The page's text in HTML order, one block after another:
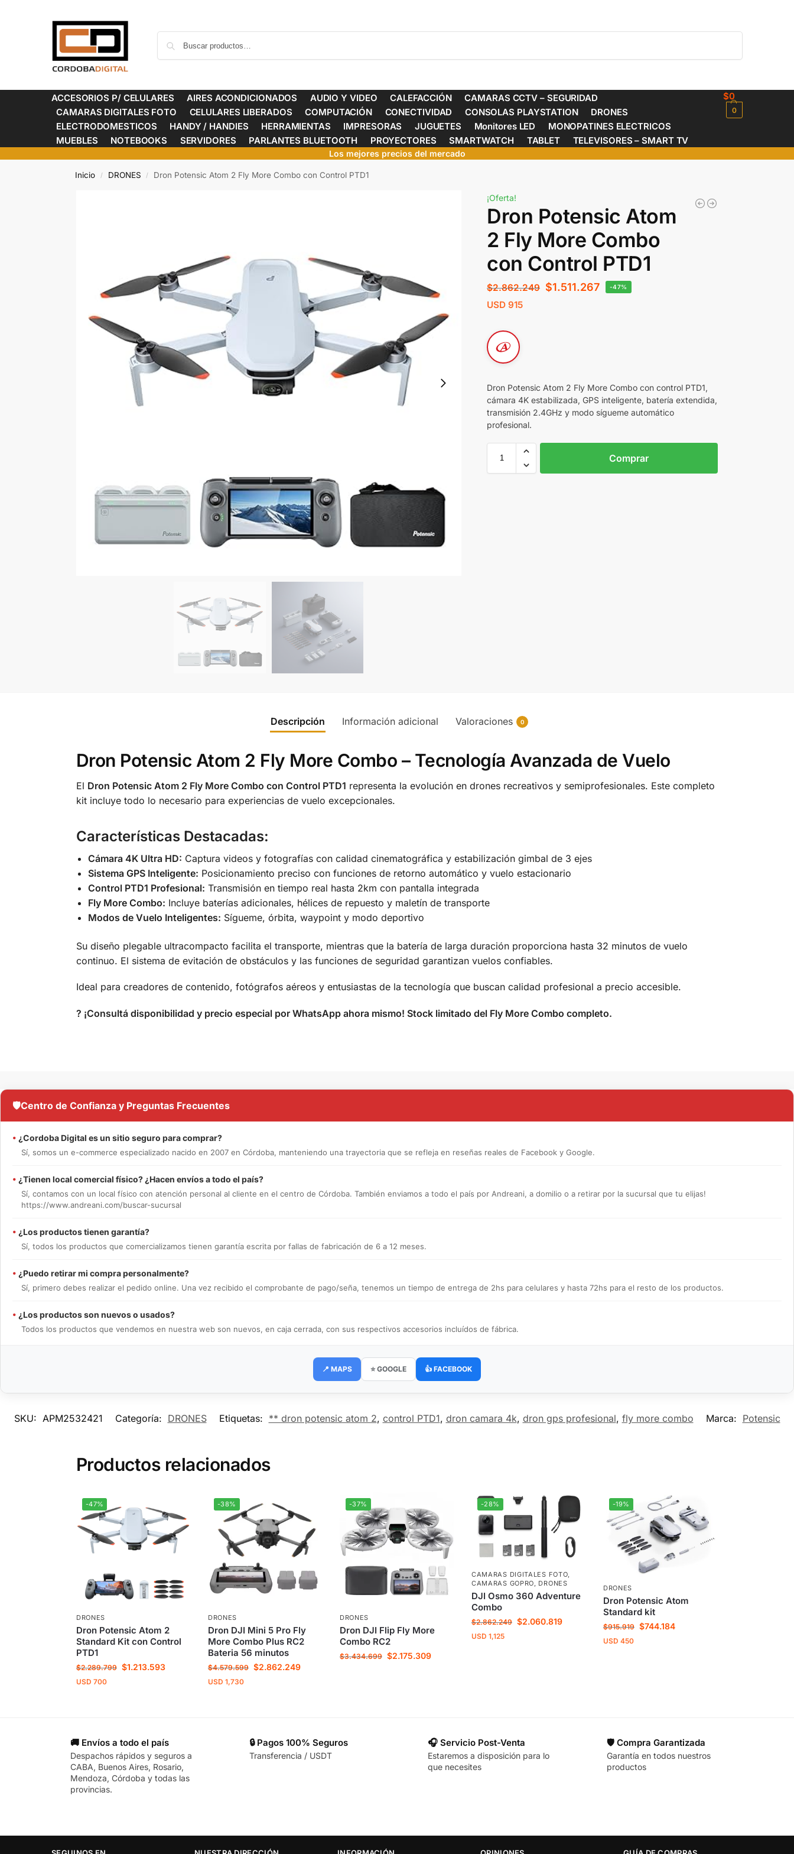
ACCESORIOS P/ CELULARES AIRES ACONDICIONADOS AUDIO Y VIDEO CALEFACCIÓN
CAMARAS CCTV – SEGURIDAD
CAMARAS DIGITALES FOTO
CELULARES LIBERADOS COMPUTACIÓN CONECTIVIDAD CONSOLAS PLAYSTATION
DRONES
ELECTRODOMESTICOS
HANDY / HANDIES HERRAMIENTAS IMPRESORAS JUGUETES Monitores LED
MONOPATINES ELECTRICOS
MUEBLES
NOTEBOOKS SERVIDORES PARLANTES BLUETOOTH PROYECTORES SMARTWATCH TABLET TELEVISORES – SMART TV
$0
0
Los mejores precios del mercado
Inicio / DRONES / Dron Potensic Atom 2 Fly More Combo con Control PTD1
¡Oferta!
Dron Potensic Atom
2 Fly More Combo
con Control PTD1
$2.862.249 $1.511.267
USD 915
-47%
Dron Potensic Atom 2 Fly More Combo con control PTD1,
cámara 4K estabilizada, GPS inteligente, batería extendida,
transmisión 2.4GHz y modo sígueme automático
profesional.
Comprar
Descripción Información adicional Valoraciones 0
Dron Potensic Atom 2 Fly More Combo – Tecnología Avanzada de Vuelo
El Dron Potensic Atom 2 Fly More Combo con Control PTD1 representa la evolución en drones recreativos y semiprofesionales. Este completo
kit incluye todo lo necesario para experiencias de vuelo excepcionales.
Características Destacadas:
Cámara 4K Ultra HD: Captura videos y fotografías con calidad cinematográfica y estabilización gimbal de 3 ejes
Sistema GPS Inteligente: Posicionamiento preciso con funciones de retorno automático y vuelo estacionario
Control PTD1 Profesional: Transmisión en tiempo real hasta 2km con pantalla integrada
Fly More Combo: Incluye baterías adicionales, hélices de repuesto y maletín de transporte
Modos de Vuelo Inteligentes: Sígueme, órbita, waypoint y modo deportivo
Su diseño plegable ultracompacto facilita el transporte, mientras que la batería de larga duración proporciona hasta 32 minutos de vuelo
continuo. El sistema de evitación de obstáculos y las funciones de seguridad garantizan vuelos confiables.
Ideal para creadores de contenido, fotógrafos aéreos y entusiastas de la tecnología que buscan calidad profesional a precio accesible.
? ¡Consultá disponibilidad y precio especial por WhatsApp ahora mismo! Stock limitado del Fly More Combo completo.
🛡️Centro de Confianza y Preguntas Frecuentes
• ¿Cordoba Digital es un sitio seguro para comprar?
Sí, somos un e-commerce especializado nacido en 2007 en Córdoba, manteniendo una trayectoria que se refleja en reseñas reales de Facebook y Google.
• ¿Tienen local comercial físico? ¿Hacen envíos a todo el país?
Sí, contamos con un local físico con atención personal al cliente en el centro de Córdoba. También enviamos a todo el país por Andreani, a domilio o a retirar por la sucursal que tu elijas!
https://www.andreani.com/buscar-sucursal
• ¿Los productos tienen garantía?
Sí, todos los productos que comercializamos tienen garantía escrita por fallas de fabricación de 6 a 12 meses.
• ¿Puedo retirar mi compra personalmente?
Sí, primero debes realizar el pedido online. Una vez recibido el comprobante de pago/seña, tenemos un tiempo de entrega de 2hs para celulares y hasta 72hs para el resto de los productos.
• ¿Los productos son nuevos o usados?
Todos los productos que vendemos en nuestra web son nuevos, en caja cerrada, con sus respectivos accesorios incluídos de fábrica.
📍 MAPS ⭐ GOOGLE 👍 FACEBOOK
SKU: APM2532421 Categoría: DRONES Etiquetas: ** dron potensic atom 2, control PTD1, dron camara 4k, dron gps profesional, fly more combo Marca: Potensic
Productos relacionados
-47%
DRONES
Dron Potensic Atom 2
Standard Kit con Control
PTD1
$2.289.799 $1.213.593
USD 700
-38%
DRONES
Dron DJI Mini 5 Pro Fly
More Combo Plus RC2
Bateria 56 minutos
$4.579.599 $2.862.249
USD 1,730
-37%
DRONES
Dron DJI Flip Fly More
Combo RC2
$3.434.699 $2.175.309
-28%
CAMARAS DIGITALES FOTO
CAMARAS GOPRO
DRONES
DJI Osmo 360 Adventure
Combo
$2.862.249 $2.060.819
USD 1,125
-19%
DRONES
Dron Potensic Atom
Standard kit
$915.919 $744.184
USD 450
🚚 Envíos a todo el país
Despachos rápidos y seguros a
CABA, Buenos Aires, Rosario,
Mendoza, Córdoba y todas las
provincias.
🔒 Pagos 100% Seguros
Transferencia / USDT
🎧 Servicio Post-Venta
Estaremos a disposición para lo
que necesites
🛡️ Compra Garantizada
Garantía en todos nuestros
productos